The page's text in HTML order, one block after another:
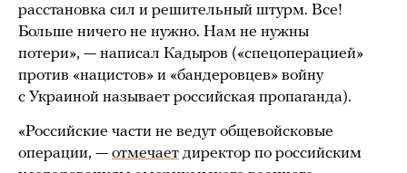
расстановка сил и решительный штурм. Все!
Больше ничего не нужно. Нам не нужны
потери», — написал Кадыров («спецоперацией»
против «нацистов» и «бандеровцев» войну
с Украиной называет российская пропаганда).
«Российские части не ведут общевойсковые
операции, — отмечает директор по российским